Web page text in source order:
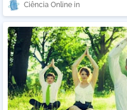
Ciência Online